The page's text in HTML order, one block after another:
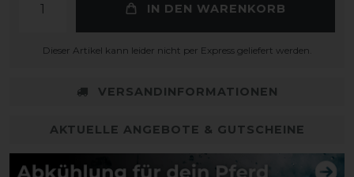
IN DEN WARENKORB
Dieser Artikel kann leider nicht per Express geliefert werden.
VERSANDINFORMATIONEN
AKTUELLE ANGEBOTE & GUTSCHEINE